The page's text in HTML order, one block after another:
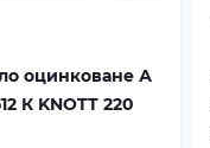
оцинковане А
К KNOTT 220